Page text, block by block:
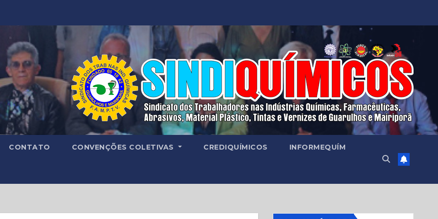
CONTATO CONVENÇÕES COLETIVAS CREDIQUÍMICOS INFORMEQUÍM